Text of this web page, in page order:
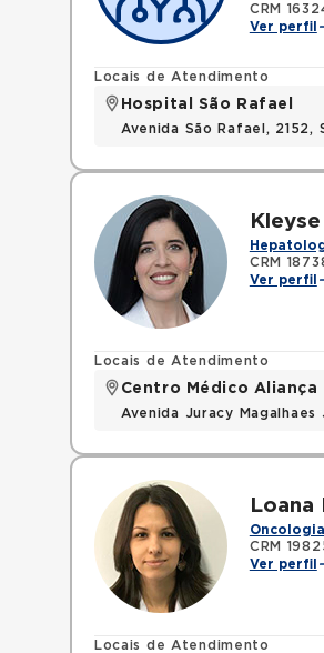
CRM
Ver perfil
Locais de Atendimento
Hospital São Rafael
Avenida São Rafael, 2152,
CRM
Ver perfil
Locais de Atendimento
Centro Médico
Avenida Juracy
Loana
Oncologia
CRM
Ver perfil
Locais de Atendimento